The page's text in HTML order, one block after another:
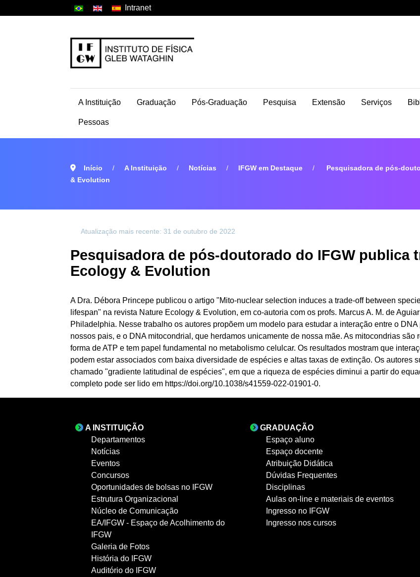
Intranet
A Instituição Graduação Pós-Graduação Pesquisa Extensão Serviços
Pessoas
Início A Instituição Notícias IFGW em Destaque
Pesquisadora de pós-
& Evolution
Atualização mais recente: 31 de outubro de 2022
Pesquisadora de pós-doutorado do IFGW publica
Ecology & Evolution
A Dra. Débora Princepe publicou o artigo "Mito-nuclear selection induces a trade-off between
lifespan" na revista Nature Ecology & Evolution, em co-autoria com os profs. Marcus A. M. de
Philadelphia. Nesse trabalho os autores propõem um modelo para estudar a interação entre o
nossos pais, e o DNA mitocondrial, que herdamos unicamente de nossa mãe. As mitocondrias
forma de ATP e tem papel fundamental no metabolismo celulcar. Os resultados mostram que
podem estar associados com baixa diversidade de espécies e altas taxas de extinção. Os autores
chamado "gradiente latitudinal de espécies", em que a riqueza de espécies diminui a partir do
completo pode ser lido em https://doi.org/10.1038/s41559-022-01901-0.
A INSTITUIÇÃO
Departamentos
Notícias
Eventos
Concursos
Oportunidades de bolsas no IFGW
Estrutura Organizacional
Núcleo de Comunicação
EA/IFGW - Espaço de Acolhimento do
IFGW
Galeria de Fotos
História do IFGW
Auditório do IFGW
GRADUAÇÃO
Espaço aluno
Espaço docente
Atribuição Didática
Dúvidas Frequentes
Disciplinas
Aulas on-line e materiais de eventos
Ingresso no IFGW
Ingresso nos cursos